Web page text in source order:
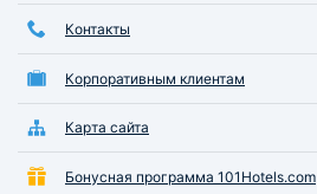
Контакты
Корпоративным клиентам
Карта сайта
Бонусная программа 101Hotels.com